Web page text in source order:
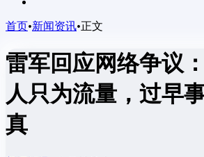
首页•新闻资讯•正文
雷军回应网络争议
人只为流量，过早
真